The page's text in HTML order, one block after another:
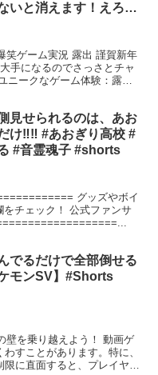
いと消えます！えろげ
笑ゲーム実況 露出 謹賀新年
手になるのでさっさとチャ
ニークなゲーム体験：露出
見せられるのは、あお
け‼‼ #あおぎり高校 #
栗駒こまる #音霊魂子 #shorts
グッズやボイ
チェック！ 公式ファンサ
でるだけで全部倒せる
モンSV】#Shorts
壁を乗り越えよう！ 動画ゲ
すことがあります。特に、
に直面すると、プレイヤー